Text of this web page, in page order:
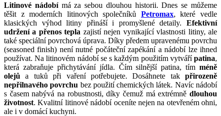
Litinové nádobímá za sebou dlouhou historii. Dnes se můžeme
těšit z moderních litinových společníků Petromax, které vedle
klasických výhod litiny přináší i promyšlené detaily. Efektivní
udržení a přenos tepla zajistí nejen vynikající vlastnosti litiny, ale
také speciální povrchová úprava. Díky předem upravenému povrchu
(seasoned finish) není nutné počáteční zapékání a nádobí lze ihned
používat. Na litinovém nádobí se s každým použitím vytvářípatina,
která zabraňuje přichytávání jídla. Čím silnější patina, tím méně
olejů a tuků při vaření potřebujete. Dosáhnete tak přirozeně
nepřilnavého povrchu bez použití chemických látek. Navíc nádobí
s časem nabývá na robustnosti, díky čemuž má extrémně dlouhou
životnost. Kvalitní litinové nádobí oceníte nejen na otevřeném ohni,
ale i v domácí kuchyni.